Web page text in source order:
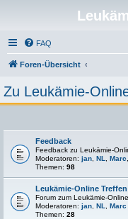
FAQ
Foren-Übersicht
Zu Leukämie-
Feedback
Feedback zu Leukämie-
Moderatoren: jan NL Marc
Themen: 98
Leukämie-Online Treffen
Forum zum Leukämie-
Moderatoren: jan NL
Marc
Themen: 28